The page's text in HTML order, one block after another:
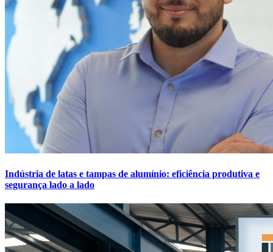
Indústria de latas e tampas de alumínio: eficiência produtiva e
segurança lado a lado